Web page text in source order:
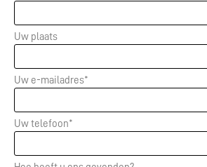
Uw plaats
Uw e-mailadres*
Uw telefoon*